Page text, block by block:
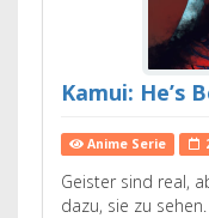
Kamui: He’s
Anime Serie
Geister sind real,
dazu, sie zu